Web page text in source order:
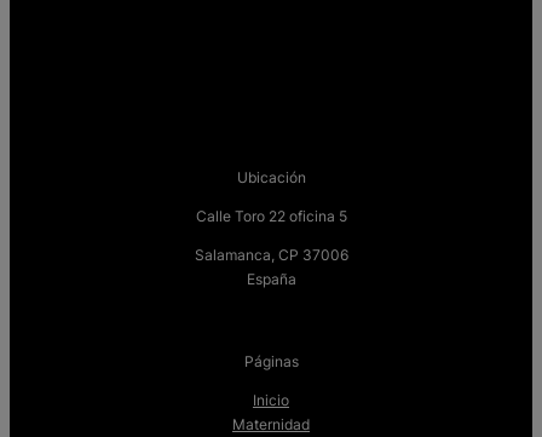
Ubicación
Calle Toro 22 oficina 5
Salamanca, CP 37006
España
Páginas
Inicio
Maternidad